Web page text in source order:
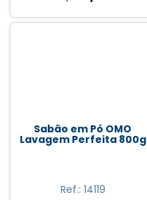
Brilhante (3)
Flash Limp (1)
Limpbras (1)
Sabão em Pó OMO
Lavagem Perfeita 800g
Ref.: 14119